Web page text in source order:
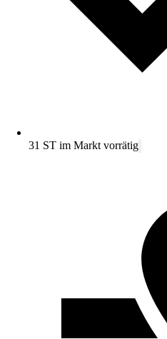
31 ST im Markt vorrätig